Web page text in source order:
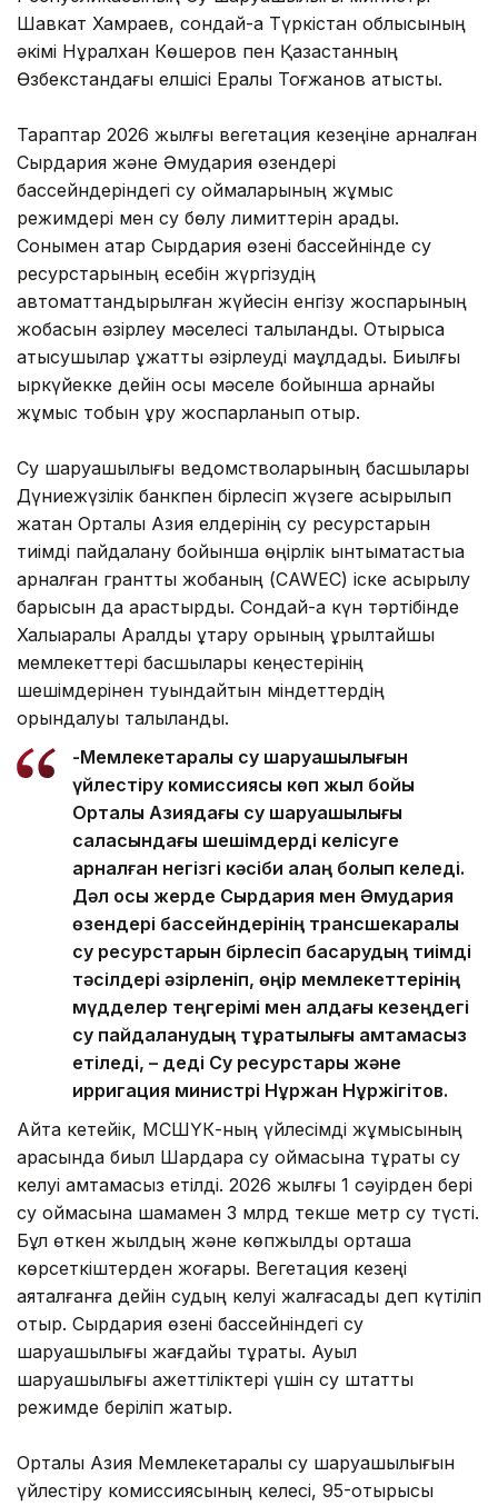
Шавкат Хамраев, сондай-ақ Түркістан облысының
әкімі Нұралхан Көшеров пен Қазақстанның
Өзбекстандағы елшісі Ералы Тоғжанов қатысты.
Тараптар 2026 жылғы вегетация кезеңіне арналған
Сырдария және Әмудария өзендері
бассейндеріндегі су қоймаларының жұмыс
режимдері мен су бөлу лимиттерін қарады.
Сонымен қатар Сырдария өзені бассейнінде су
ресурстарының есебін жүргізудің
автоматтандырылған жүйесін енгізу жоспарының
жобасын әзірлеу мәселесі талқыланды. Отырысқа
қатысушылар құжатты әзірлеуді мақұлдады. Биылғы
қыркүйекке дейін осы мәселе бойынша арнайы
жұмыс тобын құру жоспарланып отыр.
Су шаруашылығы ведомстволарының басшылары
Дүниежүзілік банкпен бірлесіп жүзеге асырылып
жатқан Орталық Азия елдерінің су ресурстарын
тиімді пайдалану бойынша өңірлік ынтымақтастыққа
арналған гранттық жобаның (CAWEC) іске асырылу
барысын да қарастырды. Сондай-ақ күн тәртібінде
Халықаралық Аралды құтқару қорының құрылтайшы
мемлекеттері басшылары кеңестерінің
шешімдерінен туындайтын міндеттердің
орындалуы талқыланды.
-Мемлекетаралық су шаруашылығын
үйлестіру комиссиясы көп жыл бойы
Орталық Азиядағы су шаруашылығы
саласындағы шешімдерді келісуге
арналған негізгі кәсіби алаң болып келеді.
Дәл осы жерде Сырдария мен Әмудария
өзендері бассейндерінің трансшекаралық
су ресурстарын бірлесіп басқарудың тиімді
тәсілдері әзірленіп, өңір мемлекеттерінің
мүдделер теңгерімі мен алдағы кезеңдегі
су пайдаланудың тұрақтылығы қамтамасыз
етіледі, – деді Су ресурстары және
ирригация министрі Нұржан Нұржігітов.
Айта кетейік, МСШҮК-ның үйлесімді жұмысының
арқасында биыл Шардара су қоймасына тұрақты су
келуі қамтамасыз етілді. 2026 жылғы 1 сәуірден бері
су қоймасына шамамен 3 млрд текше метр су түсті.
Бұл өткен жылдың және көпжылдық орташа
көрсеткіштерден жоғары. Вегетация кезеңі
аяқталғанға дейін судың келуі жалғасады деп күтіліп
отыр. Сырдария өзені бассейніндегі су
шаруашылығы жағдайы тұрақты. Ауыл
шаруашылығы қажеттіліктері үшін су штаттық
режимде беріліп жатыр.
Орталық Азия Мемлекетаралық су шаруашылығын
үйлестіру комиссиясының келесі, 95-отырысы